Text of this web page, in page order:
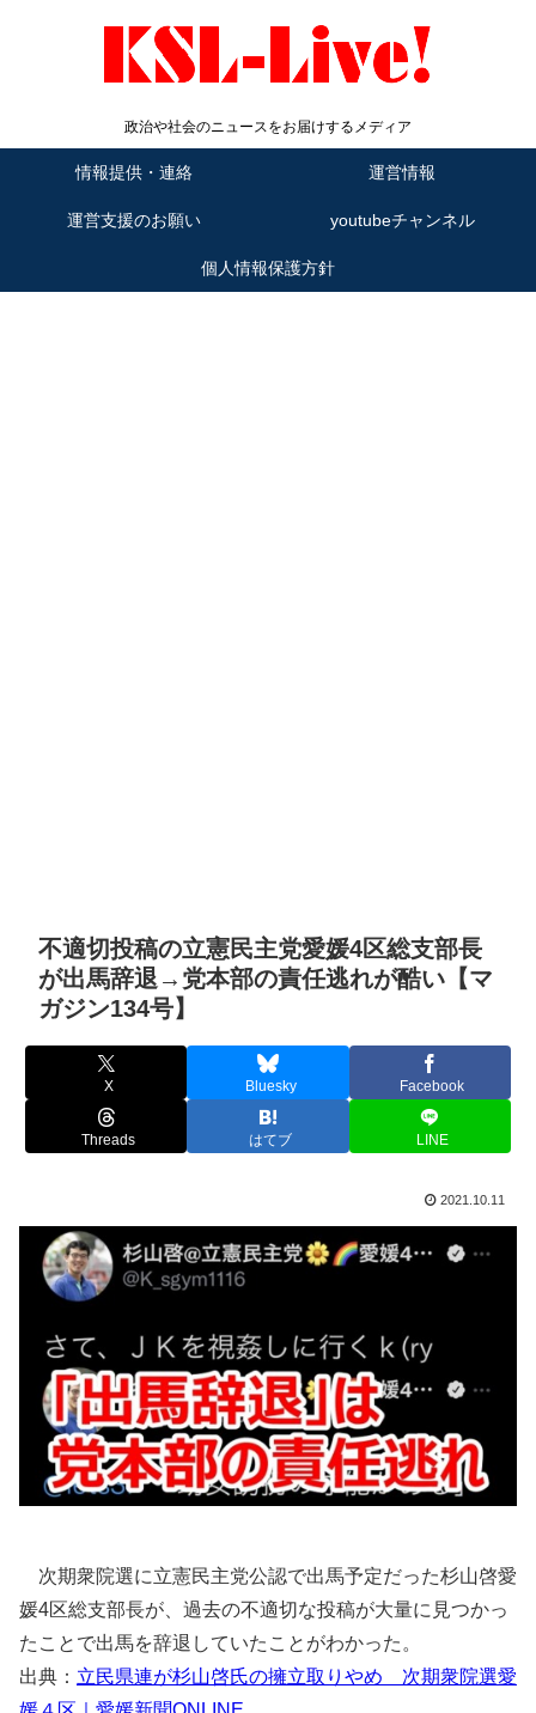
政治や社会のニュースをお届けするメディア
情報提供・連絡 運営情報
運営支援のお願い youtubeチャンネル
個人情報保護方針
不適切投稿の立憲民主党愛媛4区総支部長
が出馬辞退→党本部の責任逃れが酷い【マ
ガジン134号】
X Bluesky Facebook
Threads はてブ LINE
2021.10.11
次期衆院選に立憲民主党公認で出馬予定だった杉山啓愛
媛4区総支部長が、過去の不適切な投稿が大量に見つかっ
たことで出馬を辞退していたことがわかった。
出典： 立民県連が杉山啓氏の擁立取りやめ 次期衆院選愛